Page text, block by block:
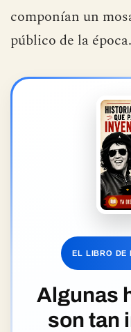
componían un
público de la época.
EL LIBRO DE
Algunas
son tan